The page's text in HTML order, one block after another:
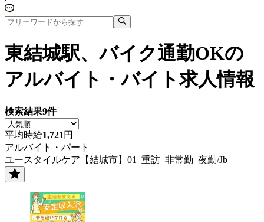
東結城駅、バイク通勤OKの
アルバイト・バイト求人情報
検索結果9件
平均時給1,721 円
アルバイト・パート
ユースタイルケア【結城市】01_重訪_非常勤_夜勤/Jb